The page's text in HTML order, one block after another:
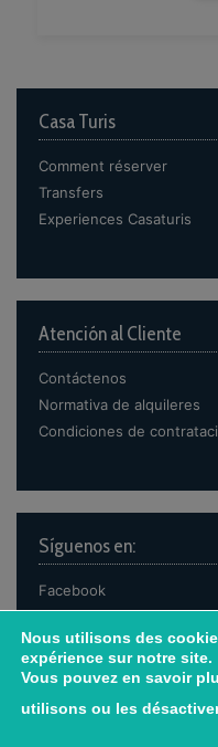
Casa Turis
Comment réserver
Transfers
Experiences Casaturis
Atención al Cliente
Contáctenos
Normativa de alquileres
Condiciones de
Síguenos en:
Facebook
Instagram
Nous utilisons des
expérience sur notre site.
Vous pouvez en savoir
utilisons ou les